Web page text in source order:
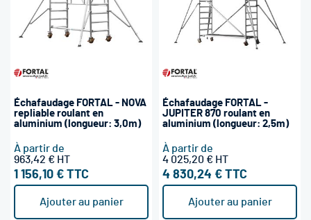
Échafaudage FORTAL - NOVA
repliable roulant en
aluminium (longueur: 3,0m)
À partir de
1 156,10 €
963,42 €
Ajouter au panier
Échafaudage FORTAL -
JUPITER 870 roulant en
aluminium (longueur: 2,5m)
À partir de
4 830,24 €
4 025,20 €
Ajouter au panier